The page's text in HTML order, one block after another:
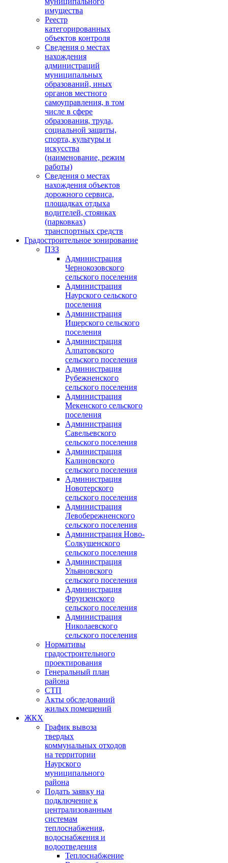
имущества
Реестр
категорированных
объектов контроля
Сведения о местах
нахождения
администраций
муниципальных
образований, иных
органов местного
самоуправления, в том
числе в сфере
образования, труда,
социальной защиты,
спорта, культуры и
искусства
(наименование, режим
работы)
Сведения о местах
нахождения объектов
дорожного сервиса,
площадках отдыха
водителей, стоянках
(парковках)
транспортных средств
Градостроительное зонирование
ПЗЗ
Администрация
Чернокозовского
сельского поселения
Администрация
Наурского сельского
поселения
Администрация
Ищерского сельского
поселения
Администрация
Алпатовского
сельского поселения
Администрация
Рубежненского
сельского поселения
Администрация
Мекенского сельского
поселения
Администрация
Савельевского
сельского поселения
Администрация
Калиновского
сельского поселения
Администрация
Новотерского
сельского поселения
Администрация
Левобережненского
сельского поселения
Администрация Ново-
Солкушенского
сельского поселения
Администрация
Ульяновского
сельского поселения
Администрация
Фрунзенского
сельского поселения
Администрация
Николаевского
сельского поселения
Нормативы
градостроительного
проектирования
Генеральный план
района
СТП
Акты обследований
жилых помещений
ЖКХ
График вывоза
твердых
коммунальных отходов
на территории
Наурского
муниципального
района
Подать заявку на
подключение к
централизованным
системам
теплоснабжения,
водоснабжения и
водоотведения
Теплоснабжение